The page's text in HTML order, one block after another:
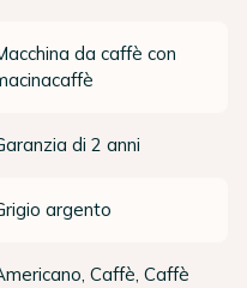
da caffè con
di 2 anni
argento
Caffè, Caffè